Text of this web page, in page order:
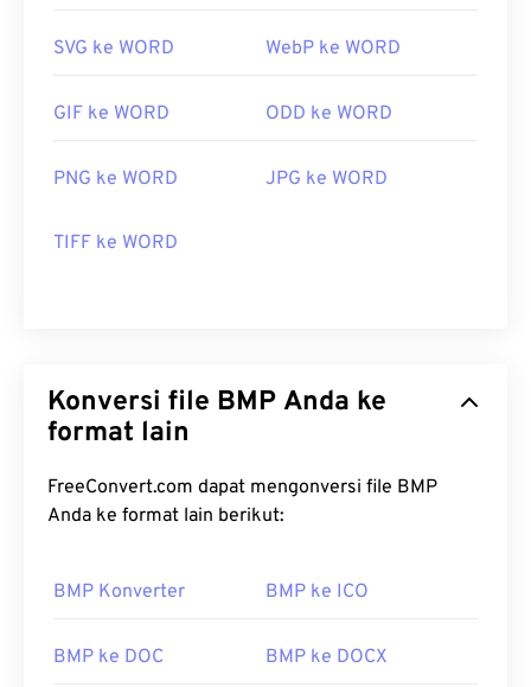
Rilis Awal:20 November 1985
https://docs.microsoft.com/en-
SVG ke WORD WebP ke WORD
GIF ke WORD ODD ke WORD
PNG ke WORD JPG ke WORD
TIFF ke WORD
Konversi file BMP Anda ke
format lain
FreeConvert.com dapat mengonversi file BMP
Anda ke format lain berikut:
BMP Konverter BMP ke ICO
BMP ke DOC BMP ke DOCX